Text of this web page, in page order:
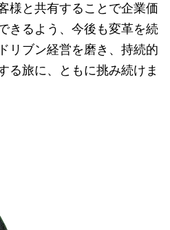
様と共有することで企業価
きるよう、今後も変革を続
リブン経営を磨き、持続的
る旅に、ともに挑み続けま